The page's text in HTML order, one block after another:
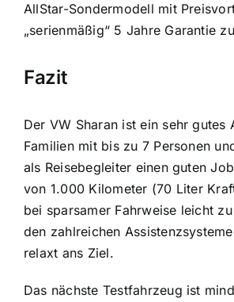
AllStar-Sondermodell mit
„serienmäßig“ 5 Jahre Garantie
Fazit
Der VW Sharan ist ein sehr gutes
Familien mit bis zu 7 Personen
als Reisebegleiter einen guten
von 1.000 Kilometer (70 Liter
bei sparsamer Fahrweise leicht
den zahlreichen
relaxt ans Ziel.
Das nächste Testfahrzeug ist